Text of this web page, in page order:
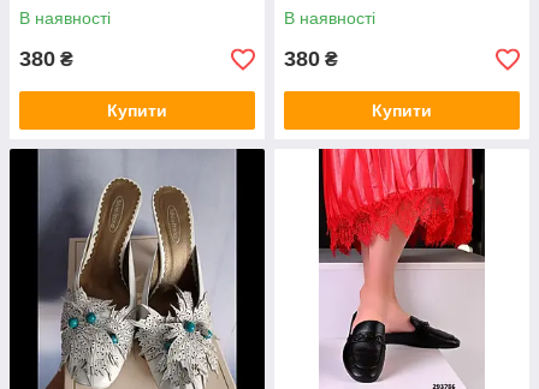
В наявності
380 ₴
Купити
В наявності
380 ₴
Купити